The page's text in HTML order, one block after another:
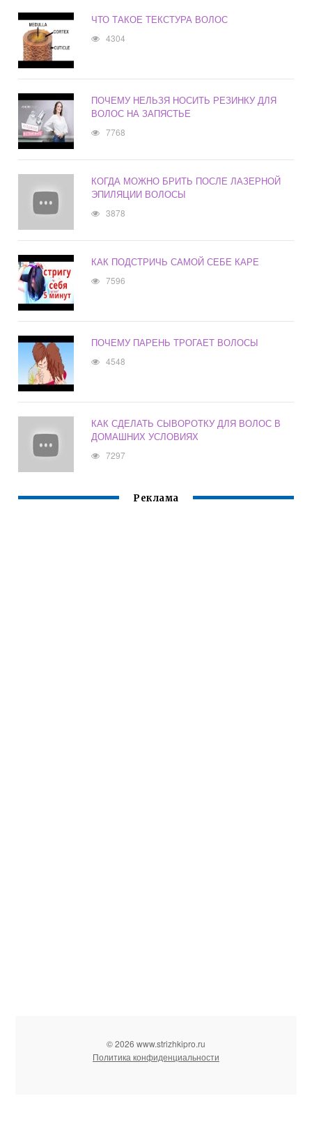
ЧТО ТАКОЕ ТЕКСТУРА ВОЛОС
4304
ПОЧЕМУ НЕЛЬЗЯ НОСИТЬ РЕЗИНКУ ДЛЯ
ВОЛОС НА ЗАПЯСТЬЕ
7768
КОГДА МОЖНО БРИТЬ ПОСЛЕ ЛАЗЕРНОЙ
ЭПИЛЯЦИИ ВОЛОСЫ
3878
КАК ПОДСТРИЧЬ САМОЙ СЕБЕ КАРЕ
7596
ПОЧЕМУ ПАРЕНЬ ТРОГАЕТ ВОЛОСЫ
4548
КАК СДЕЛАТЬ СЫВОРОТКУ ДЛЯ ВОЛОС В
ДОМАШНИХ УСЛОВИЯХ
7297
Реклама
© 2026 www.strizhkipro.ru
Политика конфиденциальности